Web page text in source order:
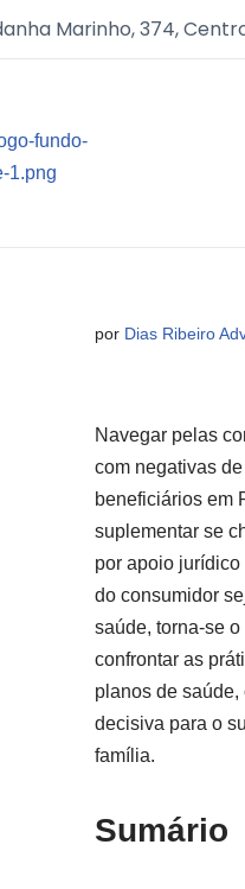
Marinho, 374,
por Dias Ribeiro
Navegar pelas
com negativas
beneficiários em
suplementar se
por apoio
do consumidor
saúde, torna-se
confrontar as
planos de
decisiva para o
família.
Sumário